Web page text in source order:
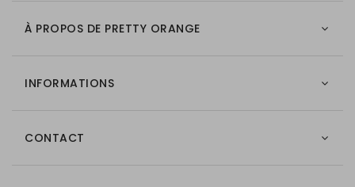
À PROPOS DE PRETTY ORANGE
INFORMATIONS
CONTACT